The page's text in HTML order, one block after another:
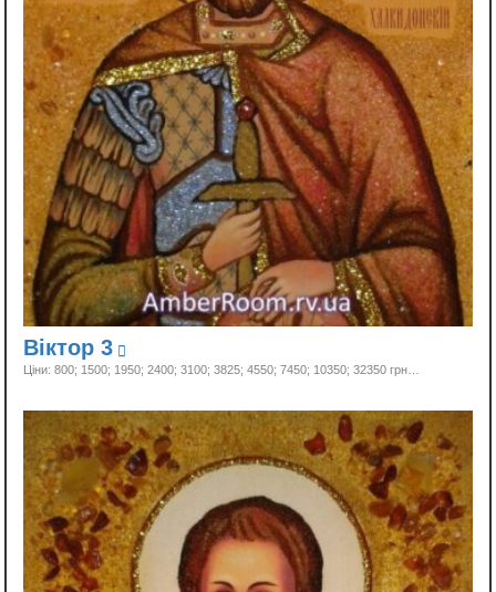
Віктор 3
Ціни: 800; 1500; 1950; 2400; 3100; 3825; 4550; 7450; 10350; 32350 грн…